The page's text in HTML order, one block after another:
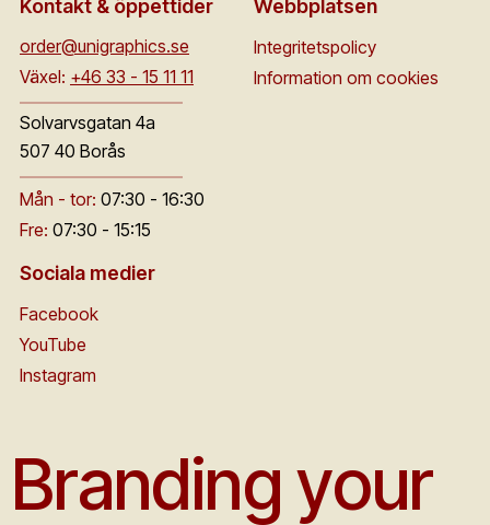
Kontakt & öppettider
order@unigraphics.se
Växel: +46 33 - 15 11 11
Solvarvsgatan 4a
507 40 Borås
Mån - tor: 07:30 - 16:30
Fre: 07:30 - 15:15
Webbplatsen
Integritetspolicy
Information om cookies
Sociala medier
Facebook
YouTube
Instagram
Branding your